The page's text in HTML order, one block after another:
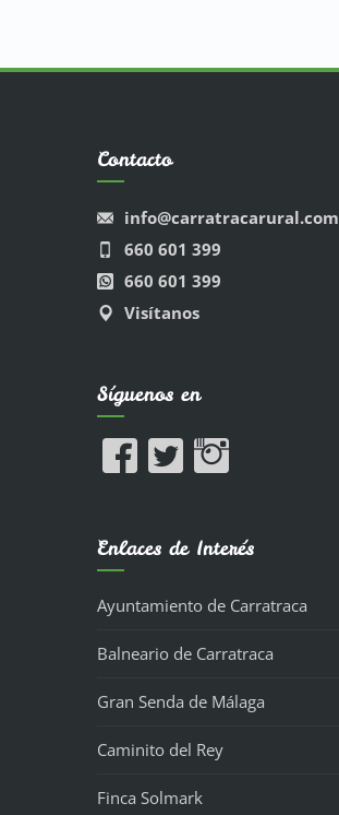
Contacto
info@carratracarural.com
660 601 399
660 601 399
Visítanos
Síguenos en
Enlaces de Interés
Ayuntamiento de Carratraca
Balneario de Carratraca
Gran Senda de Málaga
Caminito del Rey
Finca Solmark